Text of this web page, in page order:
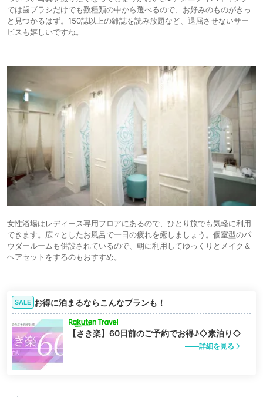
では歯ブラシだけでも数種類の中から選べるので、お好みのものがきっ
と見つかるはず。150誌以上の雑誌を読み放題など、退屈させないサー
ビスも嬉しいですね。
女性浴場はレディース専用フロアにあるので、ひとり旅でも気軽に利用
できます。広々としたお風呂で一日の疲れを癒しましょう。個室型のパ
ウダールームも併設されているので、朝に利用してゆっくりとメイク＆
ヘアセットをするのもおすすめ。
SALE お得に泊まるならこんなプランも！
【さき楽】60日前のご予約でお得♪◇素泊り◇
詳細を見る